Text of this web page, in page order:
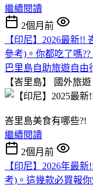
繼續閱讀
2個月前
【印尼】2026最新!!
參考)。你都吃了嗎
巴里島自助旅遊自由
【峇里島】
國外旅遊
峇里島美食有哪些?!
繼續閱讀
2個月前
【印尼】2026年最
考)。這幾款必買報